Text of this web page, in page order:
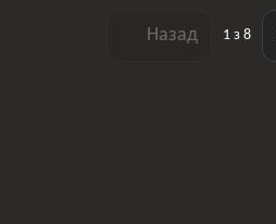
Назад 1з 8